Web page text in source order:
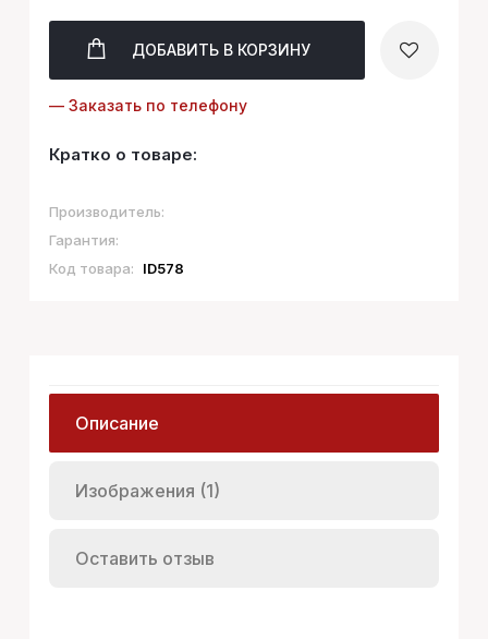
ДОБАВИТЬ В КОРЗИНУ
— Заказать по телефону
Кратко о товаре:
Производитель:
Гарантия:
Код товара:
ID578
Описание
Изображения (1)
Оставить отзыв